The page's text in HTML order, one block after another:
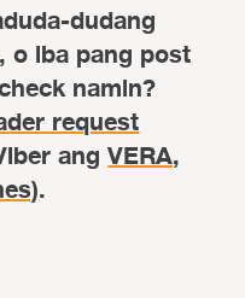
dudang
o iba pang post
namin?
request
angVERA,
.